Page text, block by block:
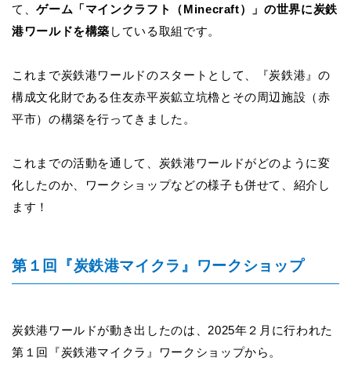
て、ゲーム「マインクラフト（Minecraft）」の世界に炭鉄
港ワールドを構築 している取組です。
これまで炭鉄港ワールドのスタートとして、『炭鉄港』の
構成文化財である住友赤平炭鉱立坑櫓とその周辺施設（赤
平市）の構築を行ってきました。
これまでの活動を通して、炭鉄港ワールドがどのように変
化したのか、ワークショップなどの様子も併せて、紹介し
ます！
第１回『炭鉄港マイクラ』ワークショップ
炭鉄港ワールドが動き出したのは、2025年２月に行われた
第１回『炭鉄港マイクラ』ワークショップから。